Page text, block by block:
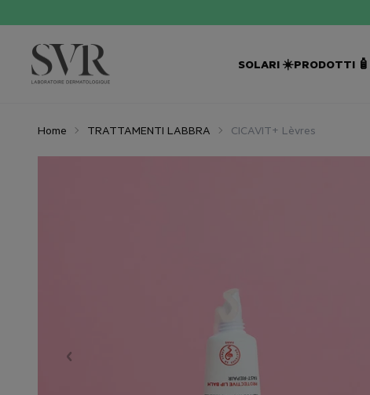
SOLARI ☀️PRODOTTI 🧴
Home TRATTAMENTI LABBRA CICAVIT+ Lèvres